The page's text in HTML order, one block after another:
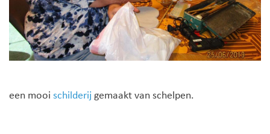
een mooi schilderij gemaakt van schelpen.